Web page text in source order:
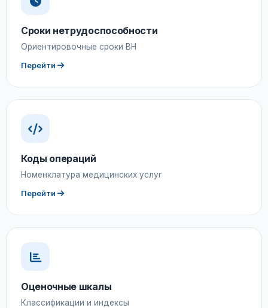
Сроки нетрудоспособности
Ориентировочные сроки ВН
Перейти
Коды операций
Номенклатура медицинских услуг
Перейти
Оценочные шкалы
Классификации и индексы